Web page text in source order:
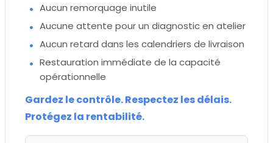
Aucun remorquage inutile
Aucune attente pour un diagnostic en atelier
Aucun retard dans les calendriers de livraison
Restauration immédiate de la capacité
opérationnelle
Gardez le contrôle. Respectez les délais.
Protégez la rentabilité.